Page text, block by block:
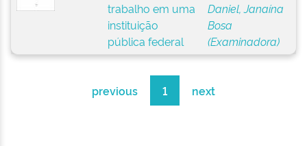
trabalho em uma
instituição
pública federal
Daniel, Janaína
Bosa
(Examinadora)
previous 1 next